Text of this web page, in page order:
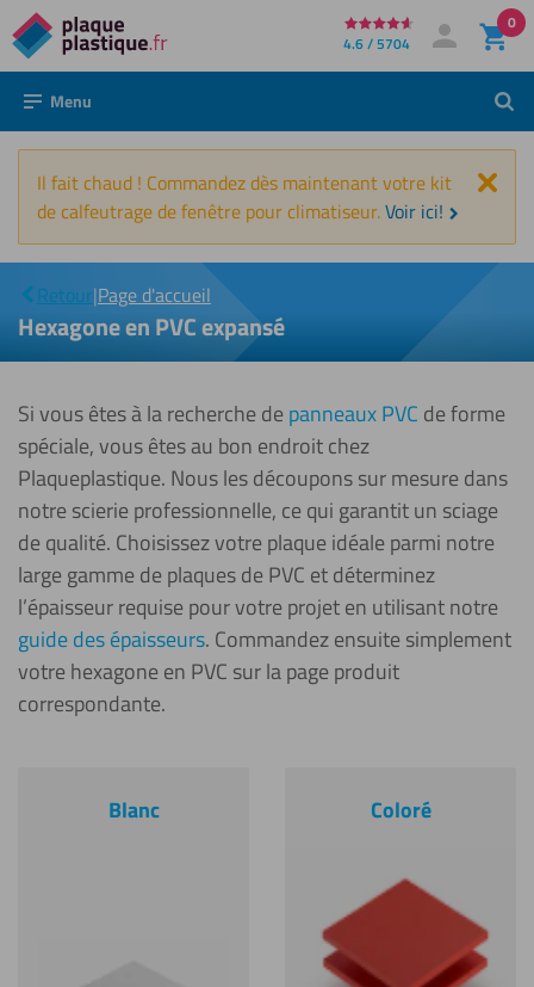
Directement
au
contenu
4.6 / 5704 Mon compte
Se connecter
0
Menu
Il fait chaud ! Commandez dès maintenant votre kit
de calfeutrage de fenêtre pour climatiseur.Voir ici!
Retour|Page d'accueil
en PVC
expansé
Hexagone en PVC expansé
Si vous êtes à la recherche depanneaux PVC de forme
spéciale, vous êtes au bon endroit chez
Plaqueplastique. Nous les découpons sur mesure dans
notre scierie professionnelle, ce qui garantit un sciage
de qualité. Choisissez votre plaque idéale parmi notre
large gamme de plaques de PVC et déterminez
l’épaisseur requise pour votre projet en utilisant notre
guide des épaisseurs. Commandez ensuite simplement
votre hexagone en PVC sur la page produit
correspondante.
Blanc Coloré